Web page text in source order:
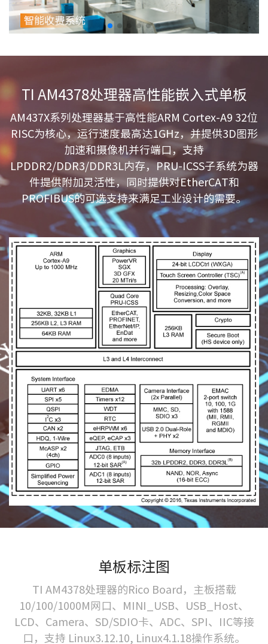
TI AM4378处理器高性能嵌入式单板
AM437X系列处理器基于高性能ARM Cortex-A9 32位
RISC为核心，运行速度最高达1GHz，并提供3D图形
加速和摄像机并行端口，支持
LPDDR2/DDR3/DDR3L内存，PRU-ICSS子系统为器
件提供附加灵活性，同时提供对EtherCAT和
PROFIBUS的可选支持来满足工业设计的需要。
单板标注图
TI AM4378处理器的Rico Board，主板搭载
10/100/1000M网口、MINI_USB、USB_Host、
LCD、Camera、SD/SDIO卡、ADC、SPI、IIC等接
口，支持 Linux3.12.10, Linux4.1.18操作系统。